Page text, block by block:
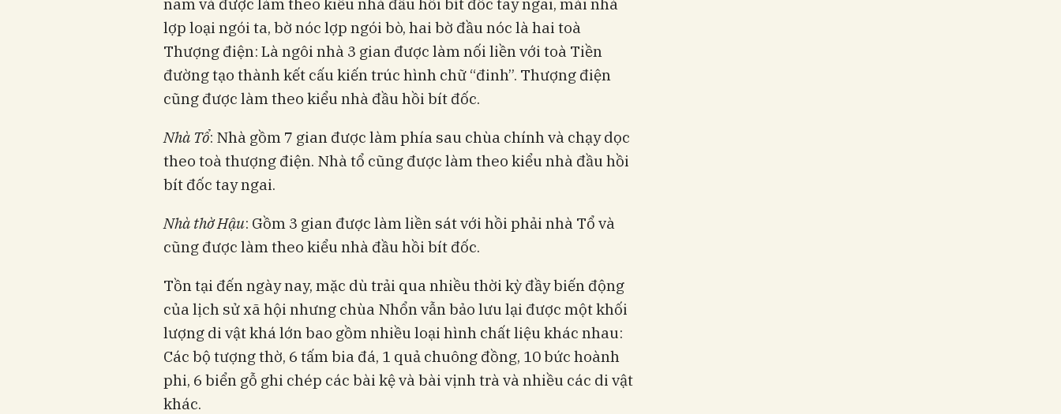
lợp loại ngói ta, bờ nóc lợp ngói bò, hai bờ đầu nóc là hai toà
Thượng điện: Là ngôi nhà 3 gian được làm nối liền với toà Tiền
đường tạo thành kết cấu kiến trúc hình chữ “đinh”. Thượng điện
cũng được làm theo kiểu nhà đầu hồi bít đốc.
Nhà Tổ: Nhà gồm 7 gian được làm phía sau chùa chính và chạy dọc
theo toà thượng điện. Nhà tổ cũng được làm theo kiểu nhà đầu hồi
bít đốc tay ngai.
Nhà thờ Hậu: Gồm 3 gian được làm liền sát với hồi phải nhà Tổ và
cũng được làm theo kiểu nhà đầu hồi bít đốc.
Tồn tại đến ngày nay, mặc dù trải qua nhiều thời kỳ đầy biến động
của lịch sử xã hội nhưng chùa Nhổn vẫn bảo lưu lại được một khối
lượng di vật khá lớn bao gồm nhiều loại hình chất liệu khác nhau:
Các bộ tượng thờ, 6 tấm bia đá, 1 quả chuông đồng, 10 bức hoành
phi, 6 biển gỗ ghi chép các bài kệ và bài vịnh trà và nhiều các di vật
khác.